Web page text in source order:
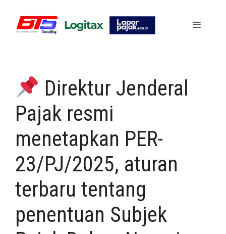
content
Menu
Direktur Jenderal
Pajak resmi
menetapkan PER-
23/PJ/2025, aturan
terbaru tentang
penentuan Subjek